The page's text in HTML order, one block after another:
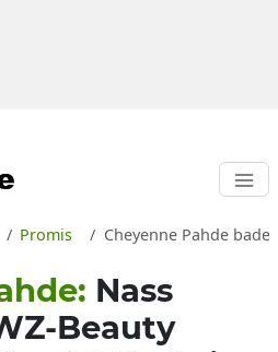
Promis Cheyenne Pahde
Nass
Beauty